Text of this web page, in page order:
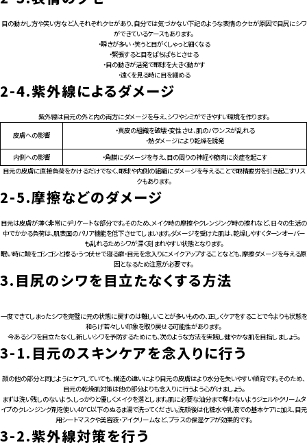
目の動かし方や笑い方など人それぞれクセがあり、自分では気づかない下記のような表情のクセが原因で目尻にシワ
ができているケースもあります。
・瞬きが多い ・笑うと目がくしゃっと細くなる
・緊張すると目をぱちぱちとさせる
・目の動きが活発で眼球を大きく動かす
・遠くを見る時に目を細める
2-4.紫外線によるダメージ
紫外線は目元の外と内の両方にダメージを与え、シワやシミができやすい環境を作ります。
皮膚への影響
・真皮の組織を破壊・変性させ、肌のバランスが乱れる
・熱ダメージにより乾燥を誘発
内側への影響
・角膜にダメージを与え、目の周りの神経や筋肉に炎症を起こす
目元の皮膚に直接負荷をかけるだけでなく、眼球や内側の組織にダメージを与えることで眼精疲労を引き起こすリス
クもあります。
2-5.摩擦などのダメージ
目元は皮膚が薄く非常にデリケートな部分です。そのため、メイク時の摩擦やクレンジング時の擦れなど、日々の生活の
中でかかる負荷は、肌表面のバリア機能を低下させてしまいます。ダメージを受けた肌は、乾燥しやすくターンオーバー
も乱れるためシワが深く刻まれやすい状態となります。
眠い時に瞼をゴシゴシと擦る・うつ伏せで寝る癖・目元を念入りにメイクアップすることなども、摩擦ダメージを与える原
因となるため注意が必要です。
3. 目尻のシワを目立たなくする方法
一度できてしまったシワを完璧に元の状態に戻すのは難しいことが多いものの、正しくケアをすることで今よりも状態を
和らげ若々しい印象を取り戻せる可能性があります。
今あるシワを目立たなくし新しいシワを予防するためにも、次のような方法を実践し健やかな肌を目指しましょう。
3-1. 目元のスキンケアを念入りに行う
顔の他の部分と同じようにケアしていても、構造の違いにより目元の皮膚はより水分を失いやすい傾向です。そのため、
目元の乾燥肌対策は他の部分よりも念入りに行うよう心がけましょう。
まずは洗い残しのないよう、しっかりと優しくメイクを落とします。肌に必要な油分まで奪わないようジェルやクリームタ
イプのクレンジング剤を使い、40℃以下のぬるま湯で洗ってください。洗顔後は化粧水や乳液での基本ケアに加え、目元
用シートマスクや美容液・アイクリームなど、プラスの保湿ケアが効果的です。
3-2.紫外線対策を行う